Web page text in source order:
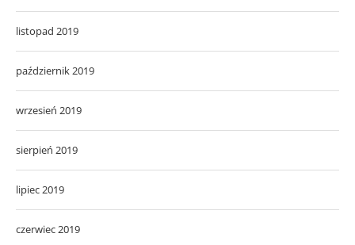
listopad 2019
październik 2019
wrzesień 2019
sierpień 2019
lipiec 2019
czerwiec 2019